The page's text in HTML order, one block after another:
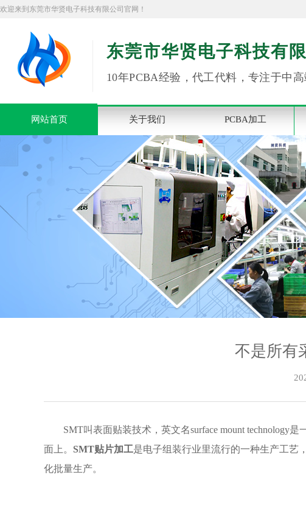
欢迎来到东莞市华贤电子科技有限公司官网！
东莞市华贤电子科技有
10年PCBA经验，代工代料，专注于中
网站首页 关于我们 PCBA加工
不是所有
SMT叫表面贴装技术，英文名surface mount technology
面上。 SMT贴片加工是电子组装行业里流行的一种生产工艺
化批量生产。